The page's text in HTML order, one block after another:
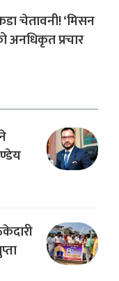
चेतावनी! ‘मिसन
अनधिकृत प्रचार